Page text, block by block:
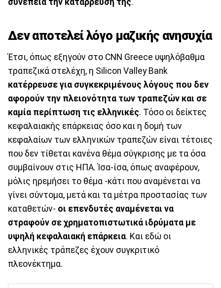
συνέπεια την κατάρρευσή της.
Δεν αποτελεί λόγο μαζικής ανησυχία
Έτσι, όπως εξηγούν στο CNN Greece υψηλόβαθμα
τραπεζικά στελέχη, η Silicon Valley Bank
κατέρρευσε για συγκεκριμένους λόγους που δεν
αφορούν την πλειονότητα των τραπεζών και σε
καμία περίπτωση τις ελληνικές. Τόσο οι δείκτες
κεφαλαιακής επάρκειας όσο και η δομή των
κεφαλαίων των ελληνικών τραπεζών είναι τέτοιες
που δεν τίθεται κανένα θέμα σύγκρισης με τα όσα
συμβαίνουν στις ΗΠΑ. Ίσα-ίσα, όπως αναφέρουν,
μόλις ηρεμήσει το θέμα -κάτι που αναμένεται να
γίνει σύντομα, μετά και τα μέτρα προστασίας των
καταθετών- οι επενδυτές αναμένεται να
στραφούν σε χρηματοπιστωτικά ιδρύματα με
υψηλή κεφαλαιακή επάρκεια. Και εδώ οι
ελληνικές τράπεζες έχουν συγκριτικό
πλεονέκτημα.